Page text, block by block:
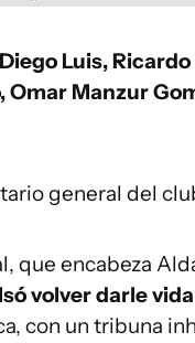
Luis,
Manzur
general del
que encabeza
volver darle
con un tribuna